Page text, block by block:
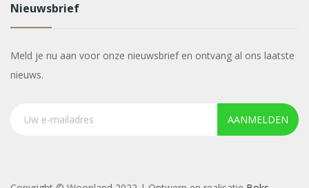
Nieuwsbrief
Meld je nu aan voor onze nieuwsbrief en ontvang al ons laatste
nieuws.
AANMELDEN